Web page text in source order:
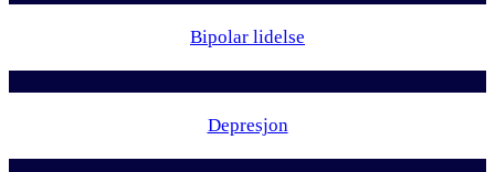
Bipolar lidelse
Depresjon